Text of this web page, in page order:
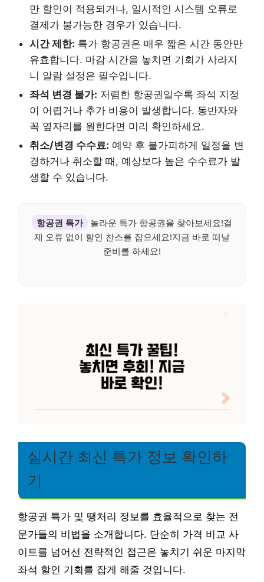
만 할인이 적용되거나, 일시적인 시스템 오류로
결제가 불가능한 경우가 있습니다.
시간 제한: 특가 항공권은 매우 짧은 시간 동안만
유효합니다. 마감 시간을 놓치면 기회가 사라지
니 알람 설정은 필수입니다.
좌석 변경 불가: 저렴한 항공권일수록 좌석 지정
이 어렵거나 추가 비용이 발생합니다. 동반자와
꼭 옆자리를 원한다면 미리 확인하세요.
취소/변경 수수료: 예약 후 불가피하게 일정을 변
경하거나 취소할 때, 예상보다 높은 수수료가 발
생할 수 있습니다.
항공권 특가
놀라운 특가 항공권을 찾아보세요!결
제 오류 없이 할인 찬스를 잡으세요!지금 바로 떠날
준비를 하세요!
실시간 최신 특가 정보 확인하
기
항공권 특가 및 땡처리 정보를 효율적으로 찾는 전
문가들의 비법을 소개합니다. 단순히 가격 비교 사
이트를 넘어선 전략적인 접근은 놓치기 쉬운 마지막
좌석 할인 기회를 잡게 해줄 것입니다.